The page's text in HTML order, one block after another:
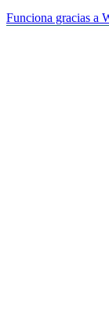
Funciona gracias a